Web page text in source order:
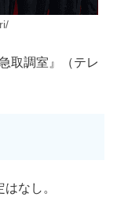
取調室』（テレ
なし。